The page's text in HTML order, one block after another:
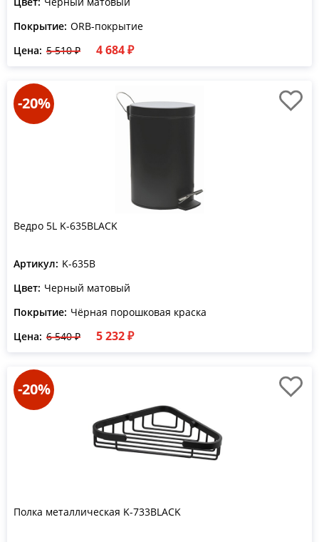
Покрытие: ORB-покрытие
Цена: 5 510 ₽ 4 684 ₽
-20%
Ведро 5L K-635BLACK
Артикул: K-635B
Цвет: Черный матовый
Покрытие: Чёрная порошковая краска
Цена: 6 540 ₽ 5 232 ₽
-20%
Полка металлическая K-733BLACK